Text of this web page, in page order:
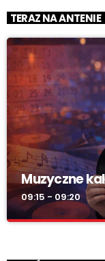
TERAZ NA ANTENIE
Muzyczne
09:15 - 09:20
Muzyczne